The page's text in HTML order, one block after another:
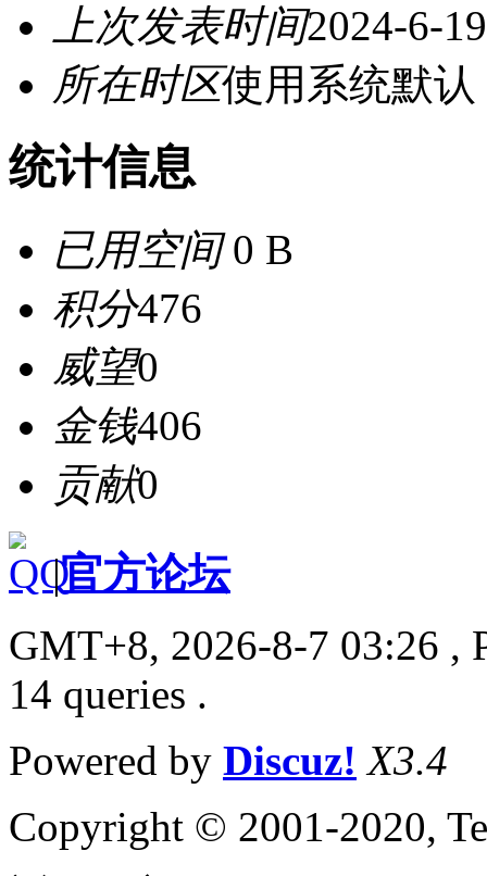
上次发表时间2024-6-
所在时区使用系统默认
统计信息
已用空间0 B
积分476
威望0
金钱406
贡献0
|官方论坛
GMT+8, 2026-8-7 03:26 ,
14 queries .
Powered by Discuz! X3.4
Copyright © 2001-2020,